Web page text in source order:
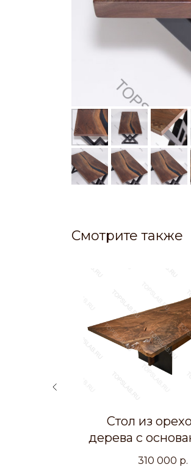
Смотрите также
Стол из
дерева с
промышленной
310 000 р.